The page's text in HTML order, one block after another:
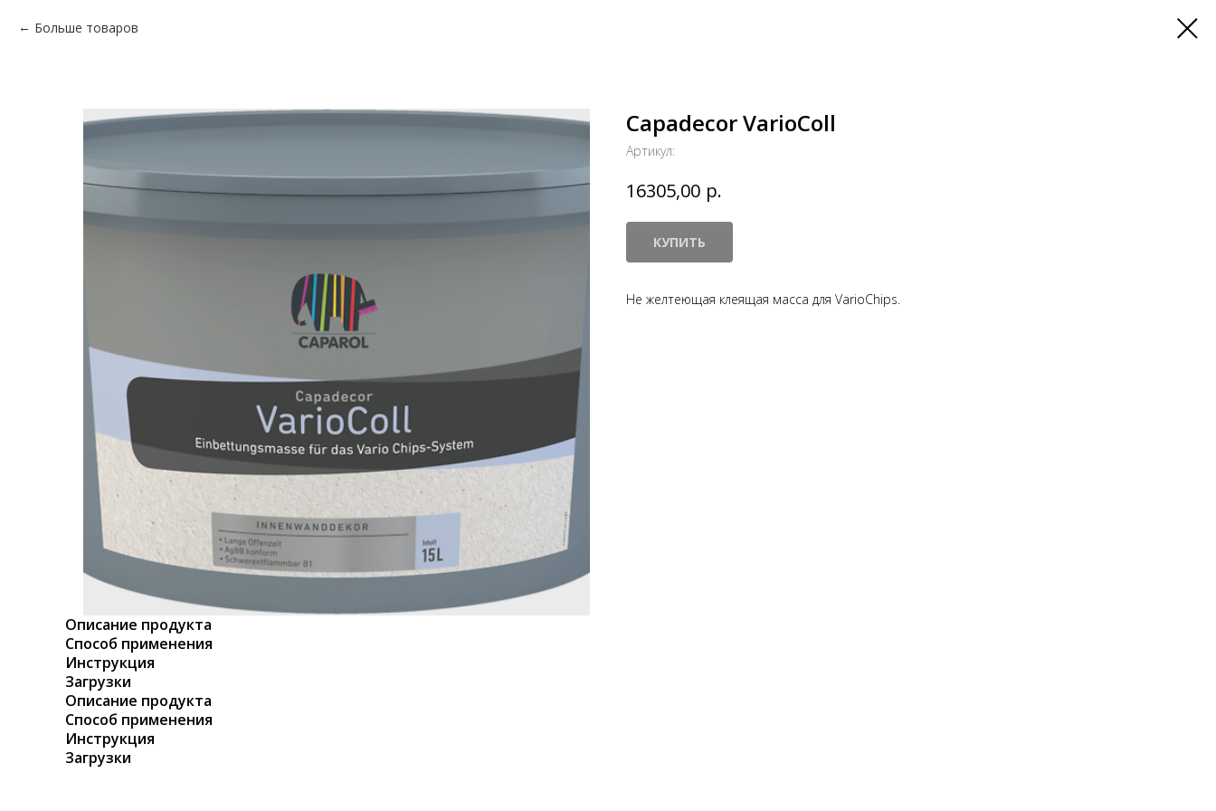
Больше товаров
Capadecor VarioColl
Артикул:
16305,00 р.
КУПИТЬ
Не желтеющая клеящая масса для VarioChips.
Описание продукта
Способ применения
Инструкция
Загрузки
Описание продукта
Способ применения
Инструкция
Загрузки